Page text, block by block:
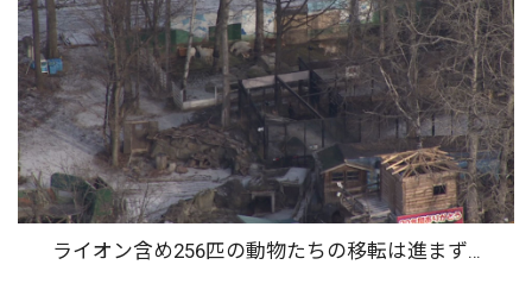
ライオン含め256匹の動物たちの移転は進まず…